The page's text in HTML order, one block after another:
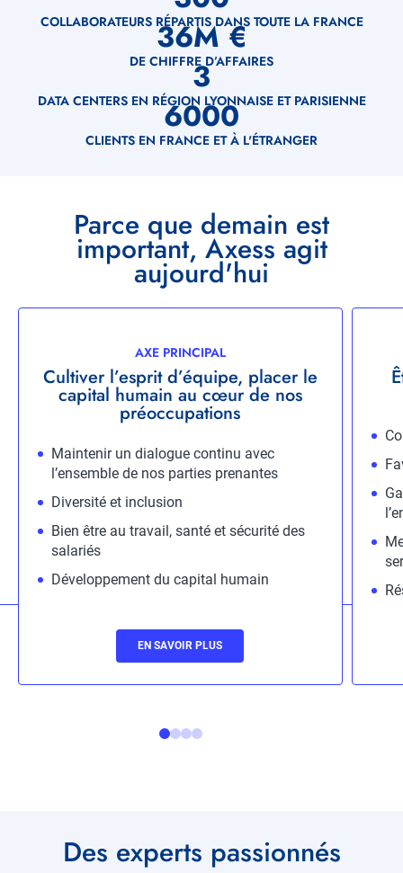
COLLABORATEURS RÉPARTIS DANS TOUTE LA FRANCE
36M €
DE CHIFFRE D’AFFAIRES
3
DATA CENTERS EN RÉGION LYONNAISE ET PARISIENNE
6000
CLIENTS EN FRANCE ET À L'ÉTRANGER
Parce que demain est
important, Axess agit
aujourd'hui
Démarche
AXE PRINCIPAL
Cultiver l’esprit d’équipe, placer le
capital humain au cœur de nos
préoccupations
Description
Maintenir un dialogue continu avec
l’ensemble de nos parties prenantes
Diversité et inclusion
Bien être au travail, santé et sécurité des
salariés
Développement du capital humain
EN SAVOIR PLUS
TitreDes experts passionnés